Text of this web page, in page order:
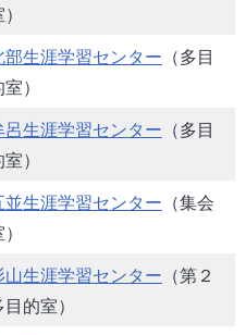
部生涯学習センター （多目
）
呂生涯学習センター （多目
）
並生涯学習センター （集会
山生涯学習センター （第２
目的室）